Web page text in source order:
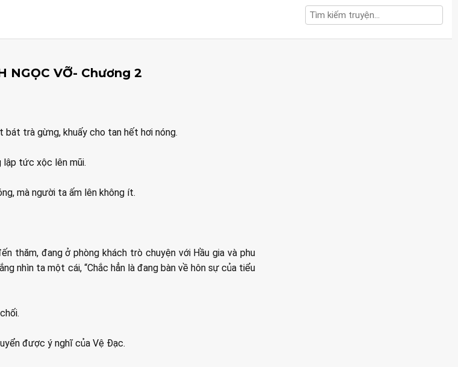
NGỌC VỠ- Chương 2
bát trà gừng, khuấy cho tan hết hơi nóng.
lập tức xộc lên mũi.
mà người ta ấm lên không ít.
thăm, đang ở phòng khách trò chuyện với Hầu gia và phu
nhìn ta một cái, “Chắc hẳn là đang bàn về hôn sự của tiểu
được ý nghĩ của Vệ Đạc.